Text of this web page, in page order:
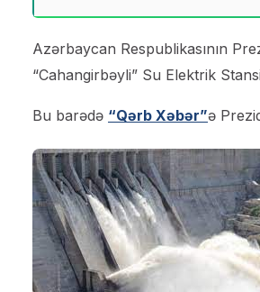
Azərbaycan Respublikasının
“Cahangirbəyli” Su Elektrik
Bu barədə “Qərb Xəbər”ə